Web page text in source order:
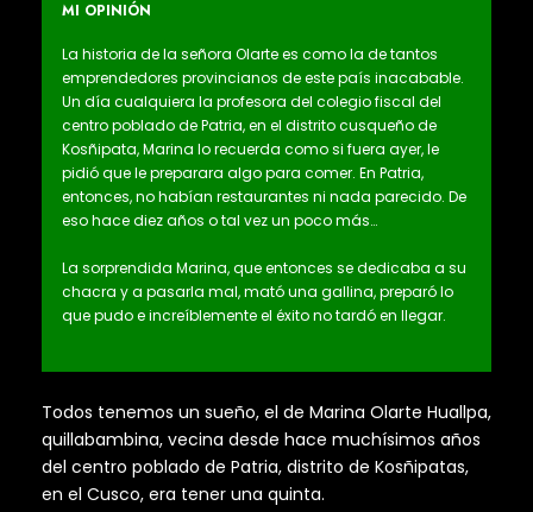
MI OPINIÓN
La historia de la señora Olarte es como la de tantos
emprendedores provincianos de este país inacabable.
Un día cualquiera la profesora del colegio fiscal del
centro poblado de Patria, en el distrito cusqueño de
Kosñipata, Marina lo recuerda como si fuera ayer, le
pidió que le preparara algo para comer. En Patria,
entonces, no habían restaurantes ni nada parecido. De
eso hace diez años o tal vez un poco más…
La sorprendida Marina, que entonces se dedicaba a su
chacra y a pasarla mal, mató una gallina, preparó lo
que pudo e increíblemente el éxito no tardó en llegar.
Todos tenemos un sueño, el de Marina Olarte Huallpa,
quillabambina, vecina desde hace muchísimos años
del centro poblado de Patria, distrito de Kosñipatas,
en el Cusco, era tener una quinta.